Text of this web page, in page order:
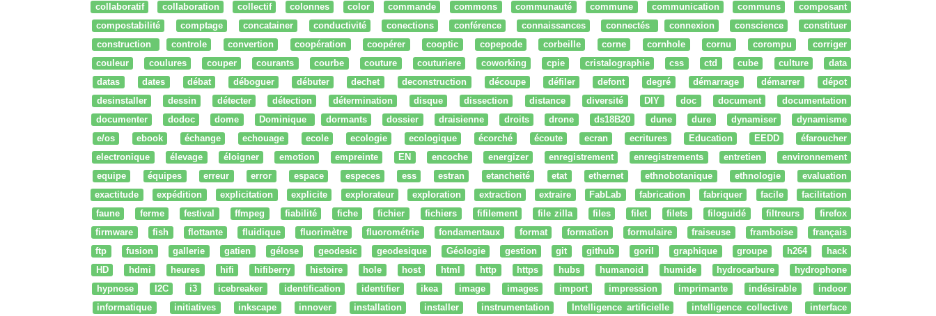
collaboratif
collaboration collectif colonnes color commande commons communauté commune communication communs
composant
compostabilité
comptage concatainer conductivité conections conférence connaissances connectés connexion conscience
constituer
construction
controle convertion coopération coopérer cooptic copepode corbeille corne cornhole cornu corompu
corriger
couleur
coulures couper courants courbe couture couturiere coworking cpie cristalographie css ctd cube culture
data
datas
dates débat déboguer débuter dechet deconstruction découpe défiler defont degré démarrage démarrer
dépot
desinstaller
dessin détecter détection détermination disque dissection distance diversité DIY doc document
documentation
documenter
dodoc dome Dominique dormants dossier draisienne droits drone ds18B20 dune dure dynamiser
dynamisme
e/os
ebook échange echouage ecole ecologie ecologique écorché écoute ecran ecritures Education EEDD
éfaroucher
electronique
élevage éloigner emotion empreinte EN encoche energizer enregistrement enregistrements entretien
environnement
equipe
équipes erreur error espace especes ess estran etancheité etat ethernet ethnobotanique ethnologie
evaluation
exactitude
expédition explicitation explicite explorateur exploration extraction extraire FabLab fabrication fabriquer facile
facilitation
faune
ferme festival ffmpeg fiabilité fiche fichier fichiers fifilement file zilla files filet filets filoguidé filtreurs
firefox
firmware
fish flottante fluidique fluorimètre fluorométrie fondamentaux format formation formulaire fraiseuse framboise
français
ftp
fusion gallerie gatien gélose geodesic geodesique Géologie gestion git github goril graphique groupe h264
hack
HD
hdmi heures hifi hifiberry histoire hole host html http https hubs humanoid humide hydrocarbure
hydrophone
hypnose
I2C i3 icebreaker identification identifier ikea image images import impression imprimante indésirable
indoor
informatique
initiatives inkscape innover installation installer instrumentation Intelligence artificielle intelligence collective
interface